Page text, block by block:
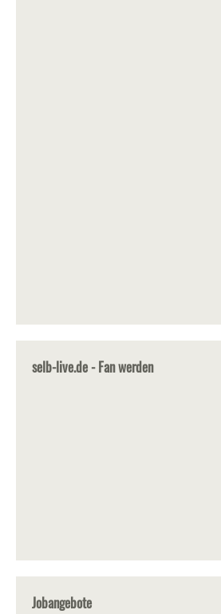
selb-live.de - Fan werden
Jobangebote